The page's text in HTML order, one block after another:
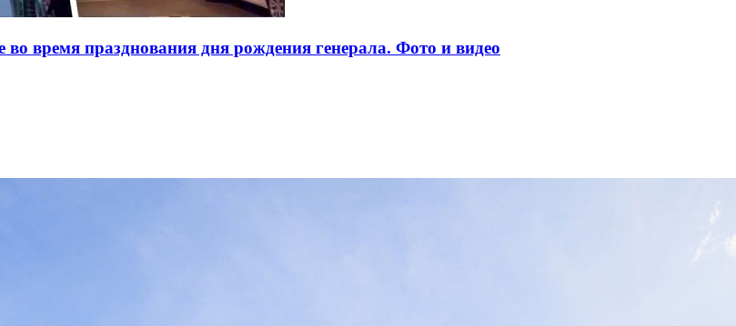
время празднования дня рождения генерала. Фото и видео